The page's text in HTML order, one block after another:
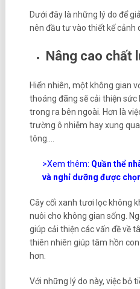
Dưới đây là những lý do để
nên đầu tư vào thiết kế cảnh
Nâng cao chất
Hiển nhiên, một không gian
thoáng đãng sẽ cải thiện
trong ra bên ngoài. Hơn là
trường ô nhiễm hay xung
tông….
>Xem thêm: Quần thể
và nghỉ dưỡng được
Cây cối xanh tươi lọc không
nuôi cho không gian sống.
giúp cải thiện các vấn đề về
thiên nhiên giúp tâm hồn
hơn.
Với những lý do này, việc bỏ